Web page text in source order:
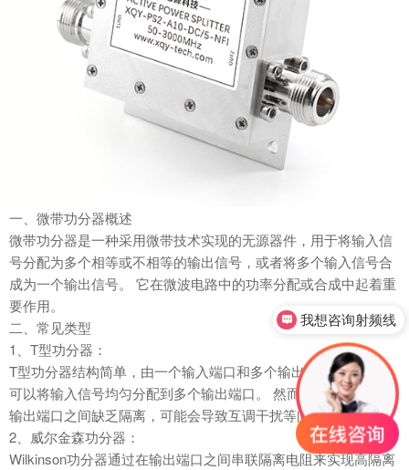
一、微带功分器概述
微带功分器是一种采用微带技术实现的无源器件，用于将输入信
号分配为多个相等或不相等的输出信号，或者将多个输入信号合
成为一个输出信号。 它在微波电路中的功率分配或合成中起着重
要作用。
二、常见类型
1、T型功分器：
T型功分器结构简单，由一个输入端口和多个输出端口组成。 它
可以将输入信号均匀分配到多个输出端口。 然而，T型功分器的
输出端口之间缺乏隔离，可能会导致互调干扰等问题。
2、威尔金森功分器：
Wilkinson功分器通过在输出端口之间串联隔离电阻来实现高隔离
我想咨询射频线